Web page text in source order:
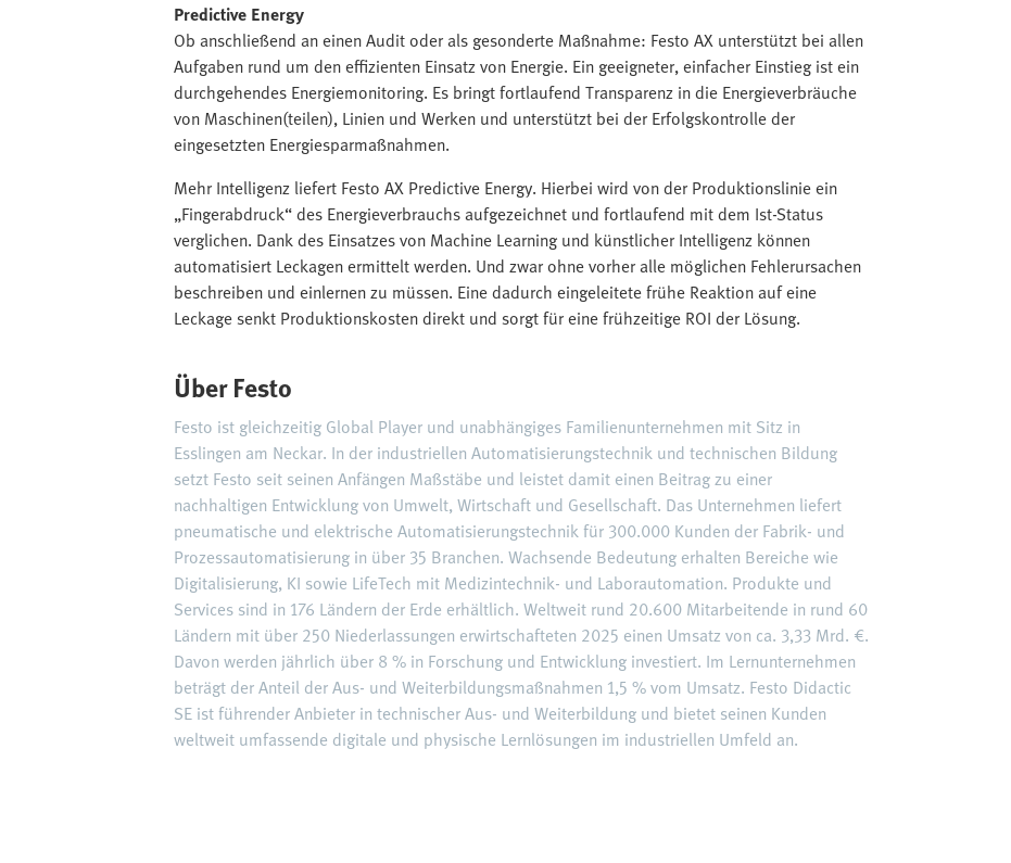
Predictive Energy
Ob anschließend an einen Audit oder als gesonderte Maßnahme: Festo AX unterstützt bei allen
Aufgaben rund um den effizienten Einsatz von Energie. Ein geeigneter, einfacher Einstieg ist ein
durchgehendes Energiemonitoring. Es bringt fortlaufend Transparenz in die Energieverbräuche
von Maschinen(teilen), Linien und Werken und unterstützt bei der Erfolgskontrolle der
eingesetzten Energiesparmaßnahmen.
Mehr Intelligenz liefert Festo AX Predictive Energy. Hierbei wird von der Produktionslinie ein
„Fingerabdruck“ des Energieverbrauchs aufgezeichnet und fortlaufend mit dem Ist-Status
verglichen. Dank des Einsatzes von Machine Learning und künstlicher Intelligenz können
automatisiert Leckagen ermittelt werden. Und zwar ohne vorher alle möglichen Fehlerursachen
beschreiben und einlernen zu müssen. Eine dadurch eingeleitete frühe Reaktion auf eine
Leckage senkt Produktionskosten direkt und sorgt für eine frühzeitige ROI der Lösung.
Über Festo
Festo ist gleichzeitig Global Player und unabhängiges Familienunternehmen mit Sitz in
Esslingen am Neckar. In der industriellen Automatisierungstechnik und technischen Bildung
setzt Festo seit seinen Anfängen Maßstäbe und leistet damit einen Beitrag zu einer
nachhaltigen Entwicklung von Umwelt, Wirtschaft und Gesellschaft. Das Unternehmen liefert
pneumatische und elektrische Automatisierungstechnik für 300.000 Kunden der Fabrik- und
Prozessautomatisierung in über 35 Branchen. Wachsende Bedeutung erhalten Bereiche wie
Digitalisierung, KI sowie LifeTech mit Medizintechnik- und Laborautomation. Produkte und
Services sind in 176 Ländern der Erde erhältlich. Weltweit rund 20.600 Mitarbeitende in rund 60
Ländern mit über 250 Niederlassungen erwirtschafteten 2025 einen Umsatz von ca. 3,33 Mrd. €.
Davon werden jährlich über 8 % in Forschung und Entwicklung investiert. Im Lernunternehmen
beträgt der Anteil der Aus- und Weiterbildungsmaßnahmen 1,5 % vom Umsatz. Festo Didactic
SE ist führender Anbieter in technischer Aus- und Weiterbildung und bietet seinen Kunden
weltweit umfassende digitale und physische Lernlösungen im industriellen Umfeld an.